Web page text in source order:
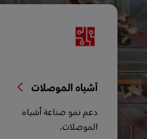
أشباه الموصلات
دعم نمو صناعة أشباه
الموصلات.